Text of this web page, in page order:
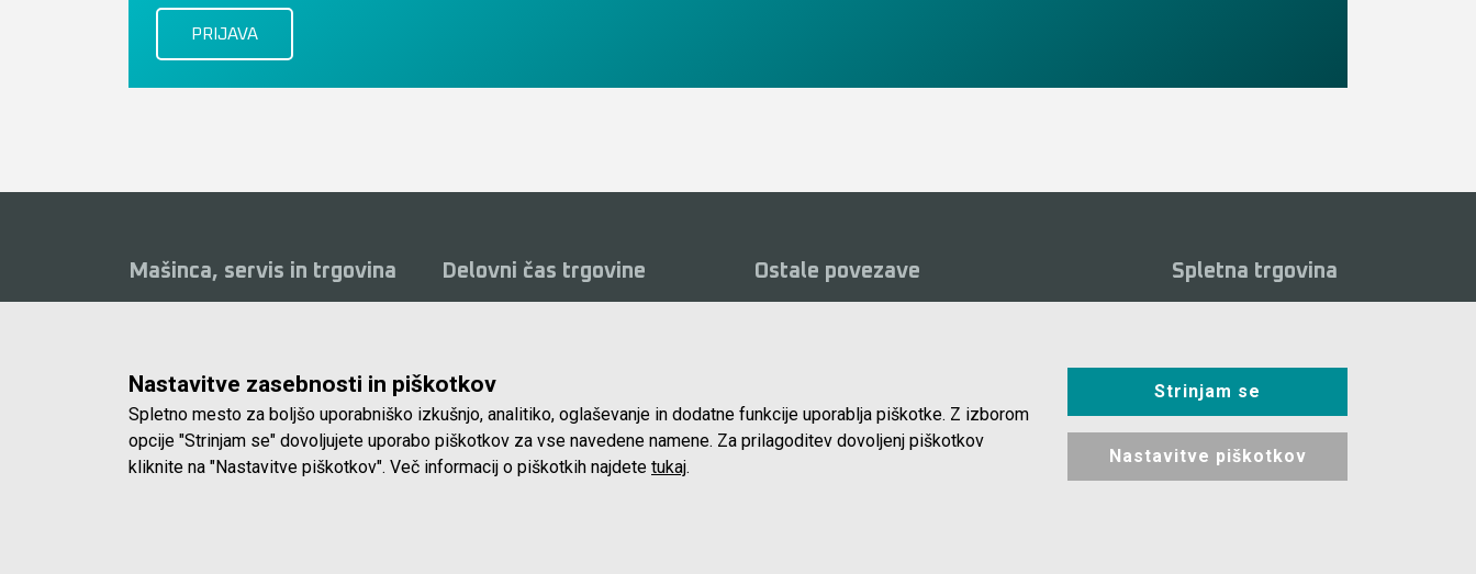
Mašinca, servis in trgovina
(Vič)
E-pošta:info@masinca.si
Delovni čas trgovine
Sobote, nedelje in prazniki:
zaprto
Ostale povezave
Lokacija in kontakt
Spletna trgovina
Odstop od nakupa
Varovanje podatkov
Nastavitve zasebnosti in piškotkov
Spletno mesto za boljšo uporabniško izkušnjo, analitiko, oglaševanje in dodatne funkcije uporablja piškotke. Z izborom
opcije "Strinjam se" dovoljujete uporabo piškotkov za vse navedene namene. Za prilagoditev dovoljenj piškotkov
kliknite na "Nastavitve piškotkov". Več informacij o piškotkih najdete tukaj.
Strinjam se
Nastavitve piškotkov